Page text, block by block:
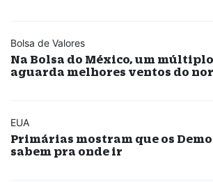
Bolsa de Valores
Na Bolsa do México, um múltiplo
aguarda melhores ventos do
EUA
Primárias mostram que os
sabem pra onde ir